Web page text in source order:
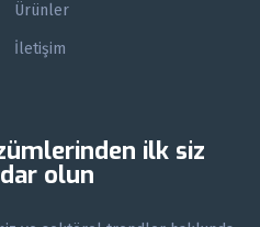
Ürünler
İletişim
ilk siz
olun